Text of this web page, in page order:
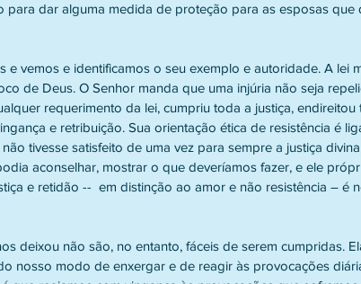
para dar alguma medida de proteção para as esposas que
de Deus. O Senhor manda que uma injúria não seja
requerimento da lei, cumpriu toda a justiça, endireitou
e retribuição. Sua orientação ética de resistência é
tivesse satisfeito de uma vez para sempre a justiça
aconselhar, mostrar o que deveríamos fazer, e ele
e retidão --  em distinção ao amor e não resistência – é
nosso modo de enxergar e de reagir às provocações